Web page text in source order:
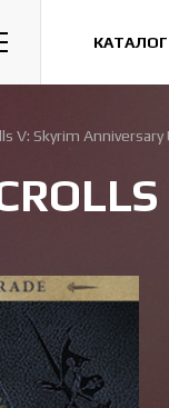
Казуальные
V: Skyrim Anniversary